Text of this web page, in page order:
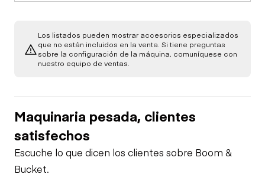
Verificación de
Función Limitada
Fugas de
Fugas del Sistema
de Refrigeración
Verificación de
Función Limitada
Hidráulica
Los listados pueden mostrar accesorios especializados
que no están incluidos en la venta. Si tiene preguntas
sobre la configuración de la máquina, comuníquese con
nuestro equipo de ventas.
Maquinaria pesada, clientes
satisfechos
Escuche lo que dicen los clientes sobre Boom &
Bucket.